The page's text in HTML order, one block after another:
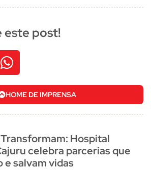
este post!
HOME DE IMPRENSA
Hospital
celebra parcerias que
salvam vidas